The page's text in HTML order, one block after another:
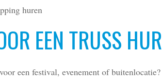
huren
EEN TRUSS
een festival, evenement of